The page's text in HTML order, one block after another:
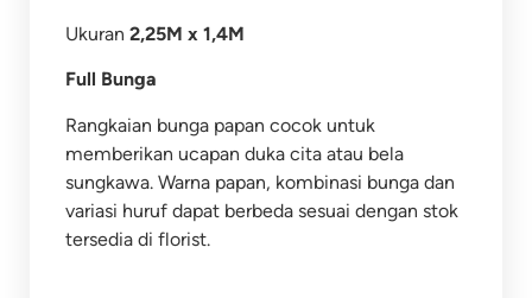
Ukuran 2,25M x 1,4M
Full Bunga
Rangkaian bunga papan cocok untuk
memberikan ucapan duka cita atau bela
sungkawa. Warna papan, kombinasi bunga dan
variasi huruf dapat berbeda sesuai dengan stok
tersedia di florist.